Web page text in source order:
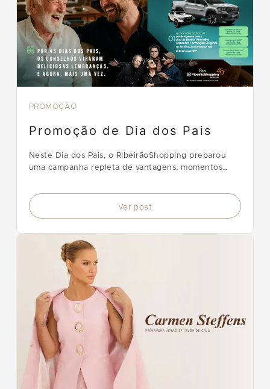
PROMOÇÃO
Promoção de Dia dos Pais
Neste Dia dos Pais, o RibeirãoShopping preparou
uma campanha repleta de vantagens, momentos
prêmios.
Ver post